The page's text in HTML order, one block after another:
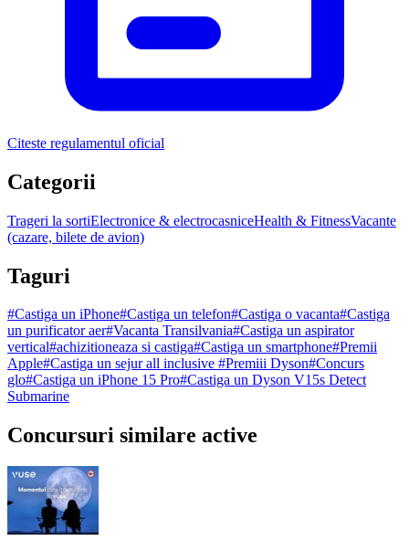
Citeste regulamentul oficial
Categorii
Trageri la sortiElectronice & electrocasniceHealth & FitnessVacante
(cazare, bilete de avion)
Taguri
#Castiga un iPhone#Castiga un telefon#Castiga o vacanta#Castiga
un purificator aer#Vacanta Transilvania#Castiga un aspirator
vertical#achizitioneaza si castiga#Castiga un smartphone#Premii
Apple#Castiga un sejur all inclusive #Premiii Dyson#Concurs
glo#Castiga un iPhone 15 Pro#Castiga un Dyson V15s Detect
Submarine
Concursuri similare active